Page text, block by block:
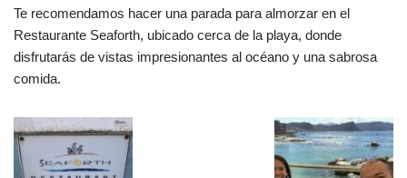
Te recomendamos hacer una parada para almorzar en el
Restaurante Seaforth, ubicado cerca de la playa, donde
disfrutarás de vistas impresionantes al océano y una sabrosa
comida.